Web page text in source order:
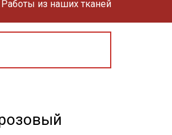
Работы из наших тканей